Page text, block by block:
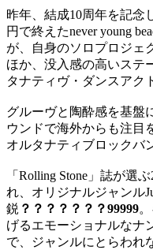
昨年、結成10周年を記念
円で終えたnever young
が、自身のソロプロジェ
ほか、没入感の高いステ
タナティヴ・ダンスアク
グルーヴと陶酔感を基盤
ウンドで海外からも注目
オルタナティブロックバ
「Rolling Stone」誌が選
れ、オリジナルジャンル
鋭 ？？？？？？？99999
げるエモーショナルなナ
で、ジャンルにとらわれ